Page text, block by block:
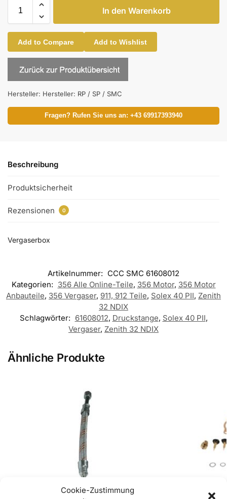
Cookie-Zustimmung
In den Warenkorb
Add to Compare Add to Wishlist
Hersteller: Hersteller: RP / SP / SMC
Fragen? Rufen Sie uns an: +43 69917393940
Beschreibung
Produktsicherheit
Rezensionen 0
Vergaserbox
Artikelnummer: CCC SMC 61608012
Kategorien: 356 Alle Online-Teile, 356 Motor, 356 Motor
Anbauteile, 356 Vergaser, 911, 912 Teile, Solex 40 PII, Zenith
32 NDIX
Schlagwörter: 61608012, Druckstange, Solex 40 PII,
Vergaser, Zenith 32 NDIX
Ähnliche Produkte